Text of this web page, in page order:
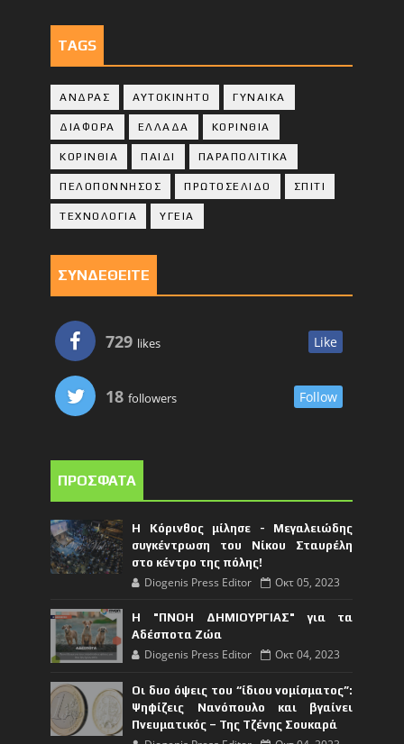
TAGS
ΑΝΔΡΑΣ ΑΥΤΟΚΙΝΗΤΟ ΓΥΝΑΙΚΑ
ΔΙΑΦΟΡΑ ΕΛΛΑΔΑ ΚΟΡΙΝΘΙΑ
ΚΟΡΙΝΘΙA ΠΑΙΔΙ ΠΑΡΑΠΟΛΙΤΙΚΑ
ΠΕΛΟΠΟΝΝΗΣΟΣ ΠΡΩΤΟΣΕΛΙΔΟ ΣΠΙΤΙ
ΤΕΧΝΟΛΟΓΙΑ ΥΓΕΙΑ
ΣΥΝΔΕΘΕΙΤΕ
729 likes Like
18 followers Follow
ΠΡΟΣΦΑΤΑ
Η Κόρινθος μίλησε - Μεγαλειώδης
συγκέντρωση του Νίκου Σταυρέλη
στο κέντρο της πόλης!
Diogenis Press Editor Οκτ 05, 2023
Η "ΠΝΟΗ ΔΗΜΙΟΥΡΓΙΑΣ" για τα
Αδέσποτα Ζώα
Diogenis Press Editor Οκτ 04, 2023
Οι δυο όψεις του “ίδιου νομίσματος”:
Ψηφίζεις Νανόπουλο και βγαίνει
Πνευματικός – Της Τζένης Σουκαρά